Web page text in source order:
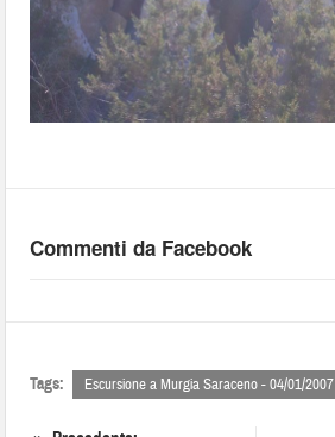
Commenti da Facebook
Tags: Escursione a Murgia Saraceno - 04/01/2007